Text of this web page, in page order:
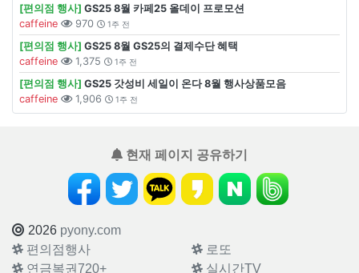
[편의점 행사] GS25 8월 카페25 올데이 프로모션
caffeine
970 1주 전
[편의점 행사] GS25 8월 GS25의 결제수단 혜택
caffeine
1,375 1주 전
[편의점 행사] GS25 갓성비 세일이 온다 8월 행사상품모음
caffeine
1,906 1주 전
현재 페이지 공유하기
2026 pyony.com
편의점행사
로또
연금복권720+
실시간TV